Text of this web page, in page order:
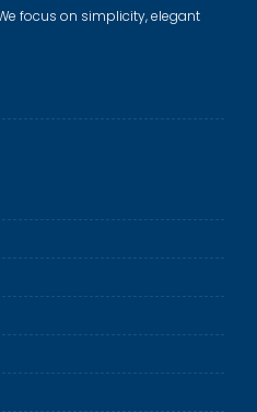
focus on simplicity, elegant